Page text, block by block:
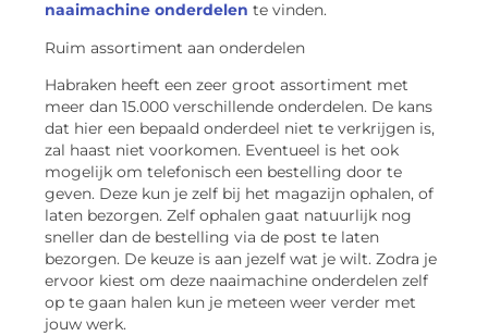
naaimachine onderdelen te vinden.
Ruim assortiment aan onderdelen
Habraken heeft een zeer groot assortiment met
meer dan 15.000 verschillende onderdelen. De kans
dat hier een bepaald onderdeel niet te verkrijgen is,
zal haast niet voorkomen. Eventueel is het ook
mogelijk om telefonisch een bestelling door te
geven. Deze kun je zelf bij het magazijn ophalen, of
laten bezorgen. Zelf ophalen gaat natuurlijk nog
sneller dan de bestelling via de post te laten
bezorgen. De keuze is aan jezelf wat je wilt. Zodra je
ervoor kiest om deze naaimachine onderdelen zelf
op te gaan halen kun je meteen weer verder met
jouw werk.